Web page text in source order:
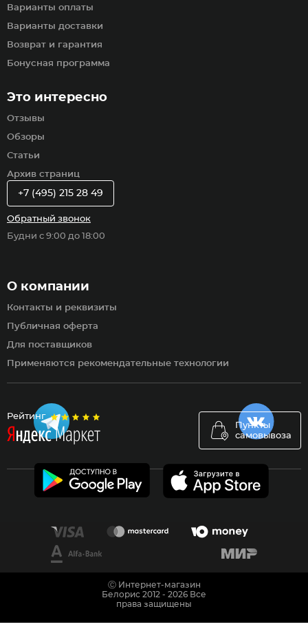
Рейтинг
Пункты
самовывоза
Варианты оплаты
Варианты доставки
Возврат и гарантия
Бонусная программа
Это интересно
Отзывы
Обзоры
Статьи
Архив страниц
О компании
Контакты и реквизиты
Публичная оферта
Для поставщиков
Применяются рекомендательные технологии
+7 (495) 215 28 49
Обратный звонок
Будни с 9:00 до 18:00
Ⓒ Интернет-магазин
Белорис 2012 - 2026 Все
права защищены